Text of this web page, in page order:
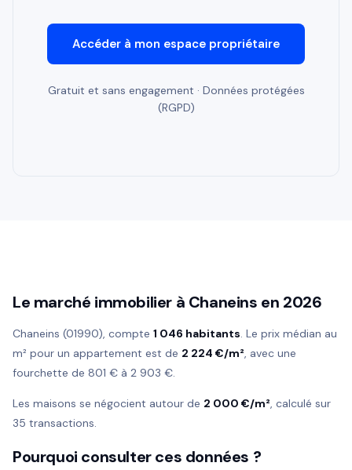
Accéder à mon espace propriétaire
Gratuit et sans engagement · Données protégées
(RGPD)
Le marché immobilier à Chaneins en 2026
Chaneins (01990), compte 1 046 habitants. Le prix médian au
m² pour un appartement est de 2 224 €/m², avec une
fourchette de 801 € à 2 903 €.
Les maisons se négocient autour de 2 000 €/m², calculé sur
35 transactions.
Pourquoi consulter ces données ?